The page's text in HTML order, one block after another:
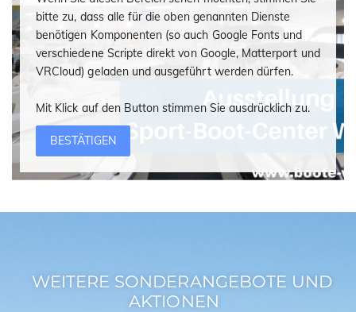
bitte zu, dass alle für die oben genannten Dienste
benötigen Komponenten (so auch Google Fonts und
verschiedene Scripte direkt von Google, Matterport und
VRCloud) geladen und ausgeführt werden dürfen.
Mit Klick auf den Button stimmen Sie ausdrücklich zu.
BESTÄTIGEN
WEITERE SONDERANGEBOTE UND
AKTIONEN